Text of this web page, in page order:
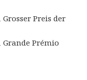
Grosser Preis der
Grande Prémio